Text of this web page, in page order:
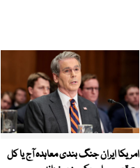
امریکا ایران جنگ بندی معاہدہ آج یا کل